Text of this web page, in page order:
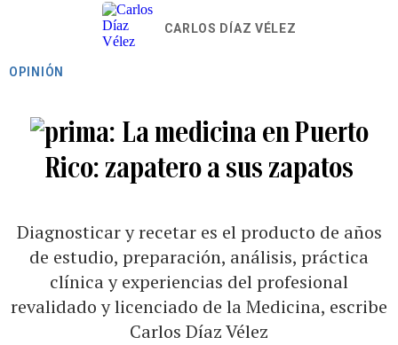
CARLOS DÍAZ VÉLEZ
OPINIÓN
La medicina en Puerto
Rico: zapatero a sus zapatos
Diagnosticar y recetar es el producto de años
de estudio, preparación, análisis, práctica
clínica y experiencias del profesional
revalidado y licenciado de la Medicina, escribe
Carlos Díaz Vélez